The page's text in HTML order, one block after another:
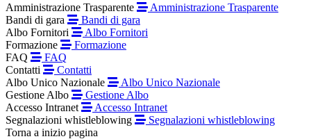
Amministrazione Trasparente
Amministrazione Trasparente
Bandi di gara
Bandi di gara
Albo Fornitori
Albo Fornitori
Formazione
Formazione
FAQ
FAQ
Contatti
Contatti
Albo Unico Nazionale
Albo Unico Nazionale
Gestione Albo
Gestione Albo
Accesso Intranet
Accesso Intranet
Segnalazioni whistleblowing
Segnalazioni whistleblowing
Torna a inizio pagina